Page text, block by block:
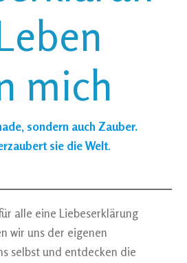
mich
sondern auch Zauber.
sie die Welt.
alle eine Liebeserklärung
wir uns der eigenen
selbst und entdecken die